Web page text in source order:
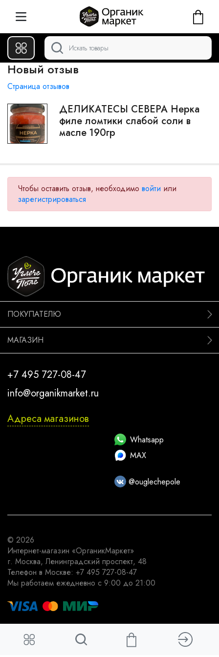
Новый отзыв
Страница отзывов
ДЕЛИКАТЕСЫ СЕВЕРА Нерка
филе ломтики слабой соли в
масле 190гр
Чтобы оставить отзыв, необходимо войти или
зарегистрироваться
ПОКУПАТЕЛЮ
МАГАЗИН
+7 495 727-08-47
info@organikmarket.ru
Адреса магазинов
Whatsapp
MAX
@ouglechepole
© 2026
Интернет-магазин «ОрганикМаркет»
г. Москва, Ленинградский проспект, 48
Телефон в Москве: +7 495 727-08-47
Мы работаем ежедневно с 9:00 до 21:00